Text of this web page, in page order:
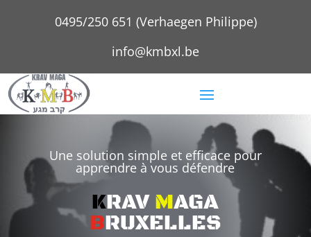
0495/250 651 (Verhaegen Philippe)
info@kmbxl.be
Une solution simple et efficace pour
apprendre à vous défendre
KRAV MAGA
BRUXELLES